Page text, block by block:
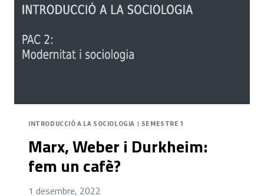
INTRODUCCIÓ A LA SOCIOLOGIA | SEMESTRE 1
Marx, Weber i Durkheim:
fem un cafè?
1 desembre, 2022